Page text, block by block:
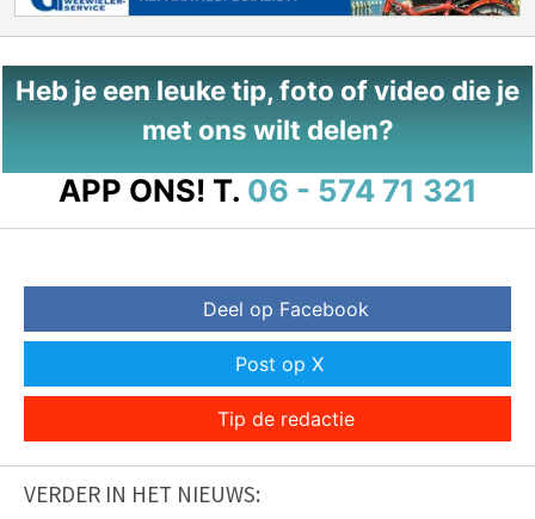
Heb je een leuke tip, foto of video die je
met ons wilt delen?
APP ONS! T. 06 - 574 71 321
Deel op Facebook
Post op X
Tip de redactie
VERDER IN HET NIEUWS: